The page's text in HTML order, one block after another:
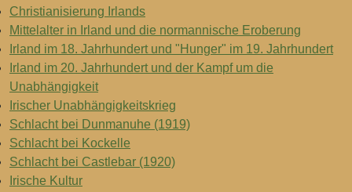
Christianisierung Irlands
Mittelalter in Irland und die normannische Eroberung
Irland im 18. Jahrhundert und "Hunger" im 19. Jahrhundert
Irland im 20. Jahrhundert und der Kampf um die
Unabhängigkeit
Irischer Unabhängigkeitskrieg
Schlacht bei Dunmanuhe (1919)
Schlacht bei Kockelle
Schlacht bei Castlebar (1920)
Irische Kultur